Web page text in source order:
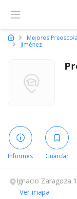
Mejores
Jiménez
Informes Guardar
Ignacio Zaragoza
Chihuahua.
Ver mapa